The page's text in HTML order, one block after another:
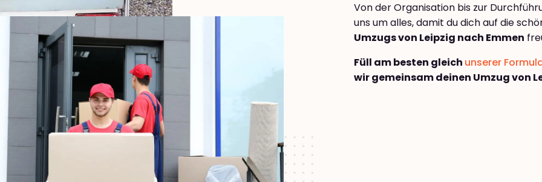
Von der Organisation bis zur
uns um alles, damit du dich auf die
Umzugs von Leipzig nach Emmen
Füll am besten gleich unserer
wir gemeinsam deinen Umzug von